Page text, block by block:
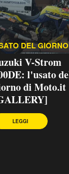
DEL GIORNO
V-Strom
l'usato
di Moto.it
LEGGI